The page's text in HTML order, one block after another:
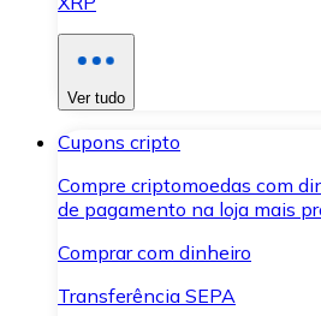
Ver tudo
Cupons cripto
Compre criptomoedas com
de pagamento na loja mais
Comprar com dinheiro
Transferência SEPA